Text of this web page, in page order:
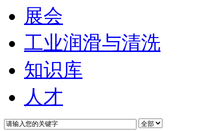
展会
工业润滑与清洗
知识库
人才